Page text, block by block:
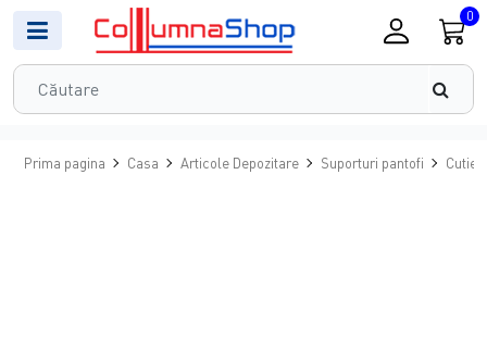
0
Prima pagina Casa Articole Depozitare Suporturi pantofi Cutie